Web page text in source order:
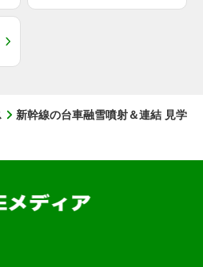
新幹線の台車融雪噴射＆連結 見学